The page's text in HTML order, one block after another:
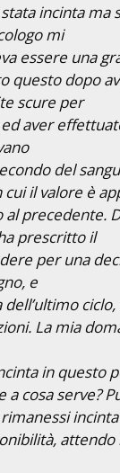
incinta ma
mi
essere una
questo dopo
scure per
aver
del
cui il valore è
precedente.
prescritto il
per una
e
dell’ultimo
La mia
in questo
cosa serve?
attendo